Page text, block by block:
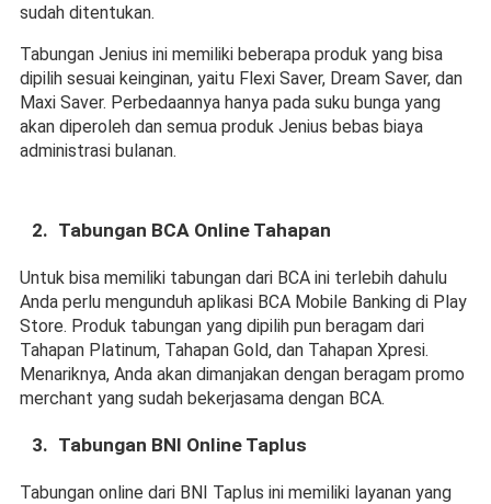
sudah ditentukan.
Tabungan Jenius ini memiliki beberapa produk yang bisa
dipilih sesuai keinginan, yaitu Flexi Saver, Dream Saver, dan
Maxi Saver. Perbedaannya hanya pada suku bunga yang
akan diperoleh dan semua produk Jenius bebas biaya
administrasi bulanan.
Tabungan BCA Online Tahapan
Untuk bisa memiliki tabungan dari BCA ini terlebih dahulu
Anda perlu mengunduh aplikasi BCA Mobile Banking di Play
Store. Produk tabungan yang dipilih pun beragam dari
Tahapan Platinum, Tahapan Gold, dan Tahapan Xpresi.
Menariknya, Anda akan dimanjakan dengan beragam promo
merchant yang sudah bekerjasama dengan BCA.
Tabungan BNI Online Taplus
Tabungan online dari BNI Taplus ini memiliki layanan yang